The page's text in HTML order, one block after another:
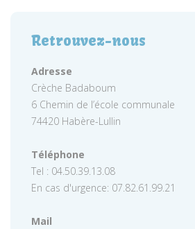
Retrouvez-nous
Adresse
Crèche Badaboum
6 Chemin de l’école communale
74420 Habère-Lullin
Téléphone
Tel : 04.50.39.13.08
En cas d'urgence: 07.82.61.99.21
Mail